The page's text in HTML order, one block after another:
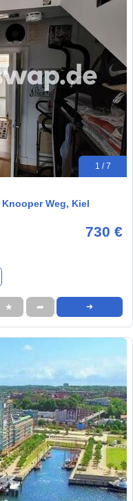
1 / 7
Weg, Kiel
730 €
★ ➦ ➜